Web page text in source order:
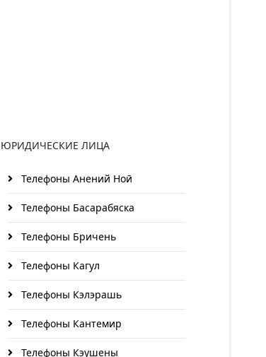
ЮРИДИЧЕСКИЕ ЛИЦА
Телефоны Анений Ноӣ
Телефоны Басарабяска
Телефоны Бричень
Телефоны Кагул
Телефоны Кэлэрашь
Телефоны Кантемир
Телефоны Кэушены